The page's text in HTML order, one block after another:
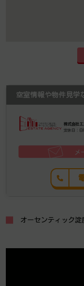
空室情報や物件見学
株式会社エ
定休日：日
メ
オーセンティック